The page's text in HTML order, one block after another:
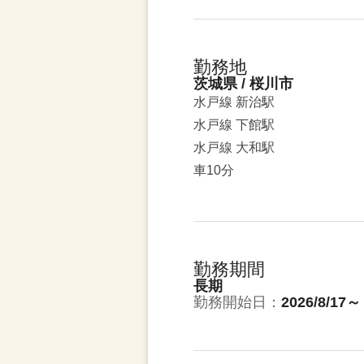
勤務地
茨城県 / 桜川市
水戸線 新治駅
水戸線 下館駅
水戸線 大和駅
車10分
勤務期間
長期
勤務開始日： 2026/8/17～